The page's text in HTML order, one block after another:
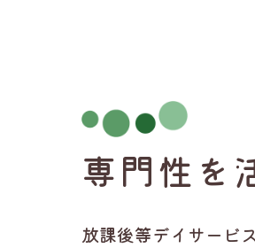
専門性を
放課後等デイサービ